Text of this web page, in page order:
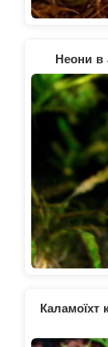
Неони в
Каламоїхт